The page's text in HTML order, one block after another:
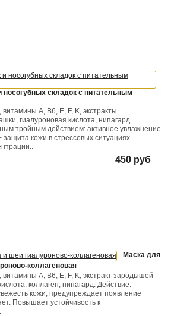
носогубных складок c питательным
A, B6, E, F, K, экстракты
гиалуроновая кислота, нипагард
тройным действием: активное увлажнение
кожи в стрессовых ситуациях.
450 руб
Маска для
коллагеновая
A, B6, E, F, K, экстракт зародышей
коллаген, нипагард. Действие:
кожи, предупреждает появление
Повышает устойчивость к